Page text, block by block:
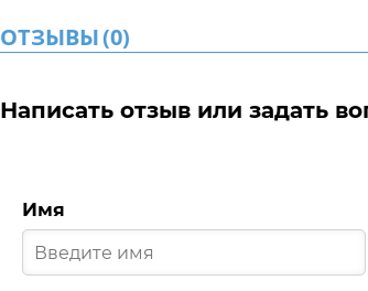
ОТЗЫВЫ(0)
Написать отзыв или задать
Имя